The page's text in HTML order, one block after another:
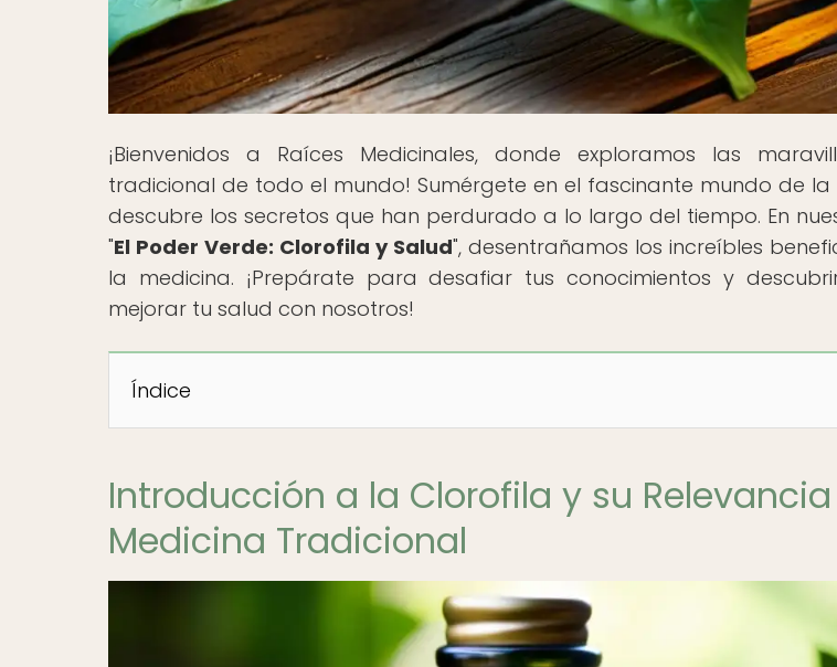
¡Bienvenidos a Raíces Medicinales, donde exploramos las
tradicional de todo el mundo! Sumérgete en el fascinante mundo de
descubre los secretos que han perdurado a lo largo del tiempo. En
"El Poder Verde: Clorofila y Salud", desentrañamos los increíbles
la medicina. ¡Prepárate para desafiar tus conocimientos y
mejorar tu salud con nosotros!
Índice
Introducción a la Clorofila y su
Medicina Tradicional